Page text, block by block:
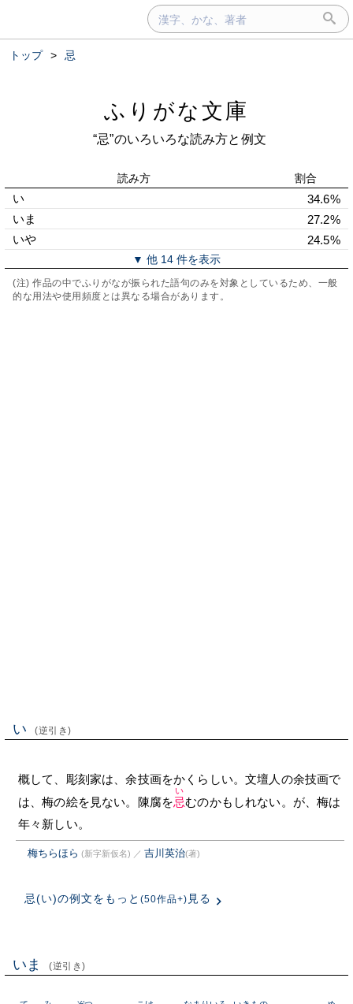
トップ > 忌
ふりがな文庫
“忌”のいろいろな読み方と例文
読み方 割合
い
34.6%
いま
27.2%
いや
24.5%
▼ 他 14 件を表示
(注) 作品の中でふりがなが振られた語句のみを対象としているため、一般
的な用法や使用頻度とは異なる場合があります。
い (逆引き)
概して、彫刻家は、余技画をかくらしい。文壇人の余技画で
は、梅の絵を見ない。陳腐を忌
い
むのかもしれない。が、梅は
年々新しい。
梅ちらほら (新字新仮名) ／ 吉川英治(著)
忌(い)の例文をもっと (50作品+) 見る
いま (逆引き)